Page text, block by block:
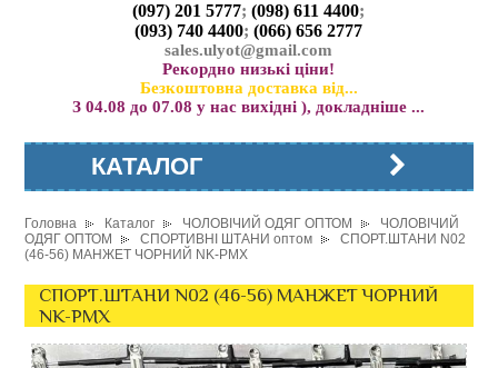
(097) 201 5777;(098) 611 4400;
(093) 740 4400;(066) 656 2777
sales.ulyot@gmail.com
Рекордно низькі ціни!
Безкоштовна доставка від...
З 04.08 до 07.08 у нас вихідні ), докладніше ...
КАТАЛОГ
Головна Каталог ЧОЛОВІЧИЙ ОДЯГ ОПТОМ
ЧОЛОВІЧИЙ
ОДЯГ ОПТОМ
СПОРТИВНІ ШТАНИ оптом
СПОРТ.ШТАНИ N02
(46-56) МАНЖЕТ ЧОРНИЙ NK-PMX
СПОРТ.ШТАНИ N02 (46-56) МАНЖЕТ ЧОРНИЙ
NK-PMX